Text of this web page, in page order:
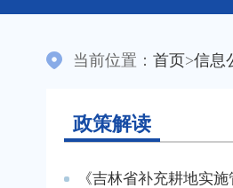
当前位置： 首页>信息
政策解读
《吉林省补充耕地实